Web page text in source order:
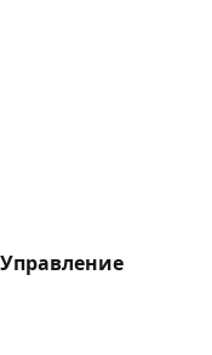
Управление